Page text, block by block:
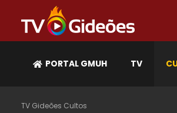
PORTAL GMUH TV
TV Gideões Cultos